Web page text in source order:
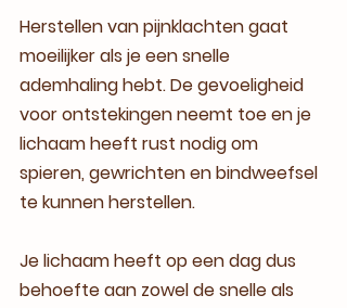
Herstellen van pijnklachten gaat
moeilijker als je een snelle
ademhaling hebt. De gevoeligheid
voor ontstekingen neemt toe en je
lichaam heeft rust nodig om
spieren, gewrichten en bindweefsel
te kunnen herstellen.
Je lichaam heeft op een dag dus
behoefte aan zowel de snelle als